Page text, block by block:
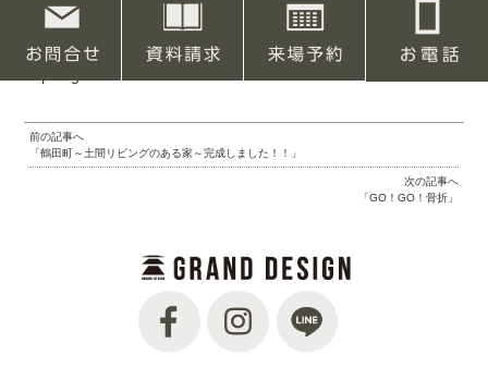
本日からコックピットキッチンのある平屋リノベーション住宅
の見学会が始まります。ぜひご覧ください。
前の記事へ
「鶴田町～土間リビングのある家～完成しました！！」
次の記事へ
「GO！GO！骨折」